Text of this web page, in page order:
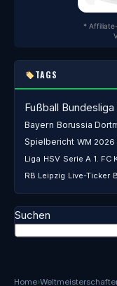
Home›
*
TAGS
Fußball Bundesliga
Bayern Borussia
Spielbericht WM 2026
Liga HSV Serie A 1. FC
RB Leipzig Live-Ticker
Suchen